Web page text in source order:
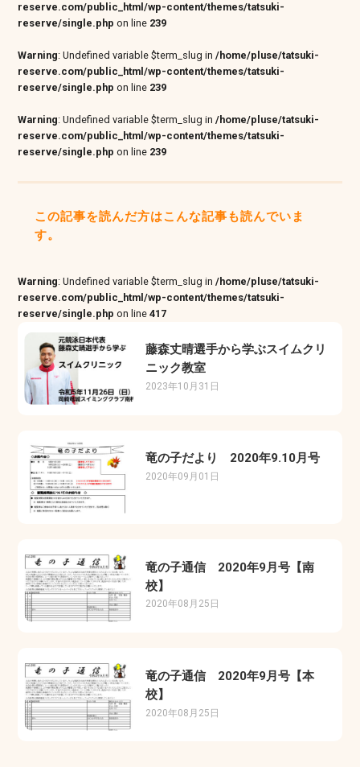
reserve.com/public_html/wp-content/themes/tatsuki-
reserve/single.php on line 239
Warning: Undefined variable $term_slug in/home/pluse/tatsuki-
reserve.com/public_html/wp-content/themes/tatsuki-
reserve/single.php on line 239
Warning: Undefined variable $term_slug in/home/pluse/tatsuki-
reserve.com/public_html/wp-content/themes/tatsuki-
reserve/single.php on line 239
この記事を読んだ方はこんな記事も読んでいま
す。
Warning: Undefined variable $term_slug in/home/pluse/tatsuki-
reserve.com/public_html/wp-content/themes/tatsuki-
reserve/single.php on line417
藤森丈晴選手から学ぶスイムクリ
ニック教室
2023年10月31日
竜の子だより 2020年9.10月号
2020年09月01日
竜の子通信 2020年9月号【南
校】
2020年08月25日
竜の子通信 2020年9月号【本
校】
2020年08月25日